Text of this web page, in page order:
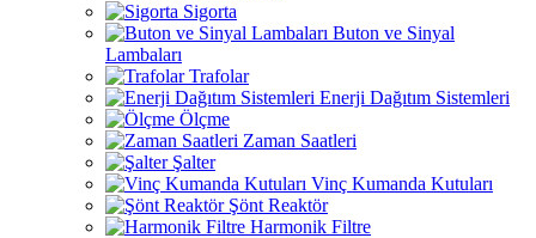
Sigorta
Buton ve Sinyal
Lambaları
Trafolar
Enerji Dağıtım Sistemleri
Ölçme
Zaman Saatleri
Şalter
Vinç Kumanda Kutuları
Şönt Reaktör
Harmonik Filtre